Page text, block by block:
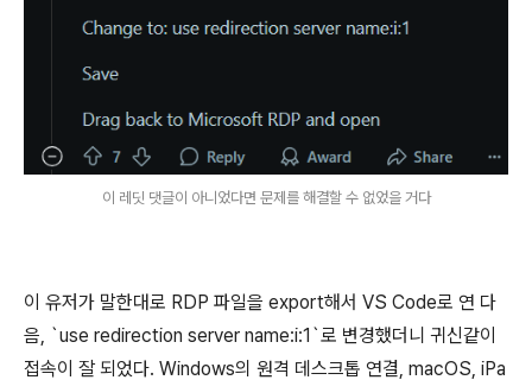
이 레딧 댓글이 아니었다면 문제를 해결할 수 없었을 거다
이 유저가 말한대로 RDP 파일을 export해서 VS Code로 연 다
음, `use redirection server name:i:1`로 변경했더니 귀신같이
접속이 잘 되었다. Windows의 원격 데스크톱 연결, macOS, iPa